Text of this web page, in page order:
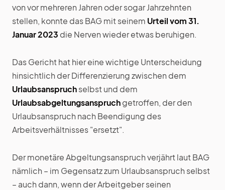
von vor mehreren Jahren oder sogar Jahrzehnten
stellen, konnte das BAG mit seinem Urteil vom 31.
Januar 2023 die Nerven wieder etwas beruhigen.
Das Gericht hat hier eine wichtige Unterscheidung
hinsichtlich der Differenzierung zwischen dem
Urlaubsanspruchselbst und dem
Urlaubsabgeltungsanspruchgetroffen, der den
Urlaubsanspruch nach Beendigung des
Arbeitsverhältnisses "ersetzt".
Der monetäre Abgeltungsanspruch verjährt laut BAG
nämlich – im Gegensatz zum Urlaubsanspruch selbst
– auch dann, wenn der Arbeitgeber seinen